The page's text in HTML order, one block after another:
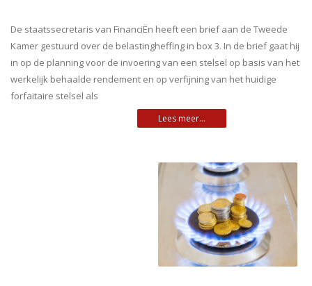
De staatssecretaris van FinanciËn heeft een brief aan de Tweede
Kamer gestuurd over de belastingheffing in box 3. In de brief gaat hij
in op de planning voor de invoering van een stelsel op basis van het
werkelijk behaalde rendement en op verfijning van het huidige
forfaitaire stelsel als